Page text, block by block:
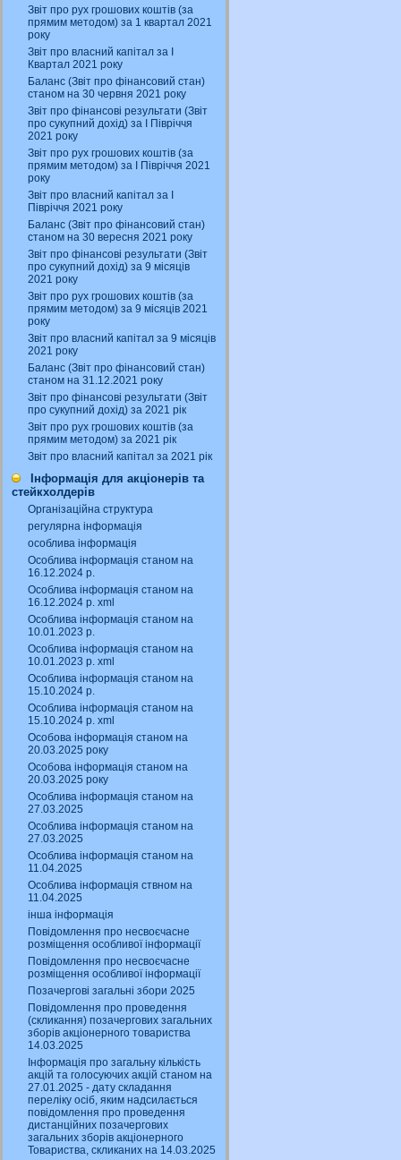
Звіт про рух грошових коштів (за
прямим методом) за 1 квартал 2021
року
Звіт про власний капітал за І
Квартал 2021 року
Баланс (Звіт про фінансовий стан)
станом на 30 червня 2021 року
Звіт про фінансові результати (Звіт
про сукупний дохід) за І Півріччя
2021 року
Звіт про рух грошових коштів (за
прямим методом) за І Півріччя 2021
року
Звіт про власний капітал за І
Півріччя 2021 року
Баланс (Звіт про фінансовий стан)
станом на 30 вересня 2021 року
Звіт про фінансові результати (Звіт
про сукупний дохід) за 9 місяців
2021 року
Звіт про рух грошових коштів (за
прямим методом) за 9 місяців 2021
року
Звіт про власний капітал за 9 місяців
2021 року
Баланс (Звіт про фінансовий стан)
станом на 31.12.2021 року
Звіт про фінансові результати (Звіт
про сукупний дохід) за 2021 рік
Звіт про рух грошових коштів (за
прямим методом) за 2021 рік
Звіт про власний капітал за 2021 рік
Інформація для акціонерів та
стейкхолдерів
Організаційна структура
регулярна інформація
особлива інформація
Особлива інформація станом на
16.12.2024 р.
Особлива інформація станом на
16.12.2024 р. xml
Особлива інформація станом на
10.01.2023 р.
Особлива інформація станом на
10.01.2023 р. xml
Особлива інформація станом на
15.10.2024 р.
Особлива інформація станом на
15.10.2024 р. xml
Особова інформація станом на
20.03.2025 року
Особова інформація станом на
20.03.2025 року
Особлива інформація станом на
27.03.2025
Особлива інформація станом на
27.03.2025
Особлива інформація станом на
11.04.2025
Особлива інформація ствном на
11.04.2025
інша інформація
Повідомлення про несвоєчасне
розміщення особливої інформації
Повідомлення про несвоєчасне
розміщення особливої інформації
Позачергові загальні збори 2025
Повідомлення про проведення
(скликання) позачергових загальних
зборів акціонерного товариства
14.03.2025
Інформація про загальну кількість
акцій та голосуючих акцій станом на
27.01.2025 - дату складання
переліку осіб, яким надсилається
повідомлення про проведення
дистанційних позачергових
загальних зборів акціонерного
Товариства, скликаних на 14.03.2025